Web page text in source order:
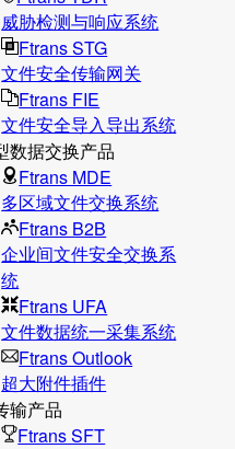
威胁检测与响应系统
Ftrans STG
文件安全传输网关
Ftrans FIE
文件安全导入导出系统
数据交换产品
Ftrans MDE
多区域文件交换系统
Ftrans B2B
企业间文件安全交换系
统
Ftrans UFA
文件数据统⼀采集系统
Ftrans Outlook
超大附件插件
输产品
Ftrans SFT